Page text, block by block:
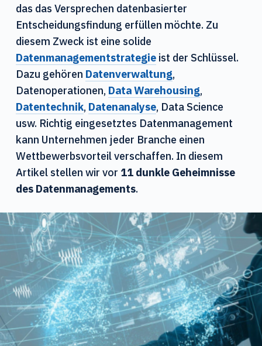
das das Versprechen datenbasierter
Entscheidungsfindung erfüllen möchte. Zu
diesem Zweck ist eine solide
Datenmanagementstrategieist der Schlüssel.
Dazu gehören Datenverwaltung,
Datenoperationen, Data Warehousing,
Datentechnik, Datenanalyse, Data Science
usw. Richtig eingesetztes Datenmanagement
kann Unternehmen jeder Branche einen
Wettbewerbsvorteil verschaffen. In diesem
Artikel stellen wir vor 11 dunkle Geheimnisse
des Datenmanagements.